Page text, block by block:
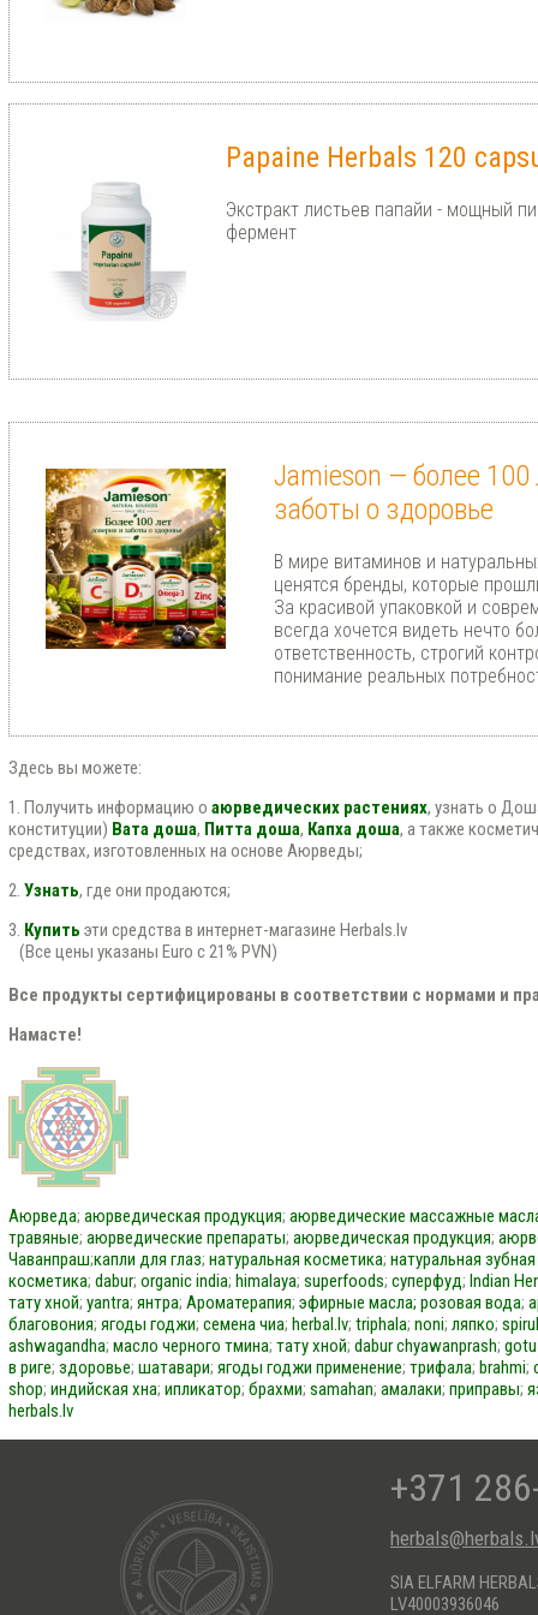
Papaine Herbals 120
Экстракт листьев папайи - мощный
фермент
Jamieson — более 100
заботы о здоровье
В мире витаминов и
ценятся бренды, которые
За красивой упаковкой и
всегда хочется видеть нечто
ответственность, строгий
понимание реальных
Здесь вы можете:
1. Получить информацию о аюрведических растениях, узнать о
конституции) Вата доша, Питта доша, Капха доша, а также
средствах, изготовленных на основе Аюрведы;
2. Узнать, где они продаются;
3. Купить эти средства в интернет-магазине Herbals.lv
(Все цены указаны Euro с 21% PVN)
Все продукты сертифицированы в соответствии с нормами и
Намасте!
Аюрведа; аюрведическая продукция; аюрведические массажные
травяные; аюрведические препараты; аюрведическая продукция;
Чаванпраш;капли для глаз; натуральная косметика; натуральная
косметика; dabur; organic india; himalaya; superfoods; суперфуд; Indian
тату хной; yantra; янтра; Ароматерапия; эфирные масла; розовая вода;
благовония; ягоды годжи; семена чиа; herbal.lv; triphala; noni; ляпко;
ashwagandha; масло черного тмина; тату хной; daburchyawanprash;
в риге; здоровье; шатавари; ягоды годжи применение; трифала; brahmi;
shop; индийская хна; ипликатор; брахми; samahan; амалаки; приправы;
herbals.lv
+371
SIA ELFARM
LV40003936046